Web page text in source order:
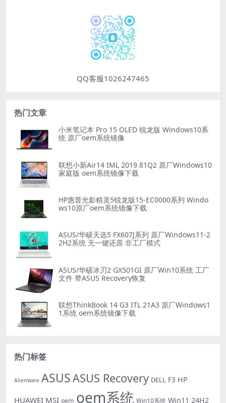
QQ客服1026247465
热门文章
小米笔记本 Pro 15 OLED 锐龙版 Windows10系
统 原厂oem系统镜像
联想小新Air14 IML 2019 81Q2 原厂Windows10
家庭版 oem系统镜像下载
HP惠普光影精灵5锐龙版15-EC0000系列 Windo
ws10原厂oem系统镜像下载
ASUS/华硕天选5 FX607J系列 原厂Windows11-2
2H2系统 无一键还原 非工厂模式
ASUS/华硕冰刃2 GX501GI 原厂Win10系统 工厂
文件 带ASUS Recovery恢复
联想ThinkBook 14 G3 ITL 21A3 原厂Windows1
1系统 oem系统镜像下载
热门标签
Alienware ASUSASUS Recovery DELL F3 HP
HUAWEI MSI oem oem系统 Win10系统 Win11 24H2